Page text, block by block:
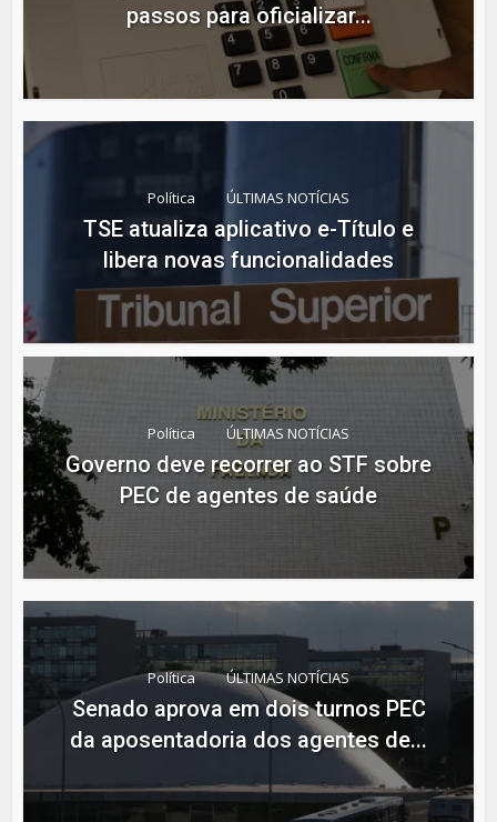
passos para oficializar...
Política ÚLTIMAS NOTÍCIAS
TSE atualiza aplicativo e-Título e
libera novas funcionalidades
Política ÚLTIMAS NOTÍCIAS
Governo deve recorrer ao STF sobre
PEC de agentes de saúde
Política ÚLTIMAS NOTÍCIAS
Senado aprova em dois turnos PEC
da aposentadoria dos agentes de...